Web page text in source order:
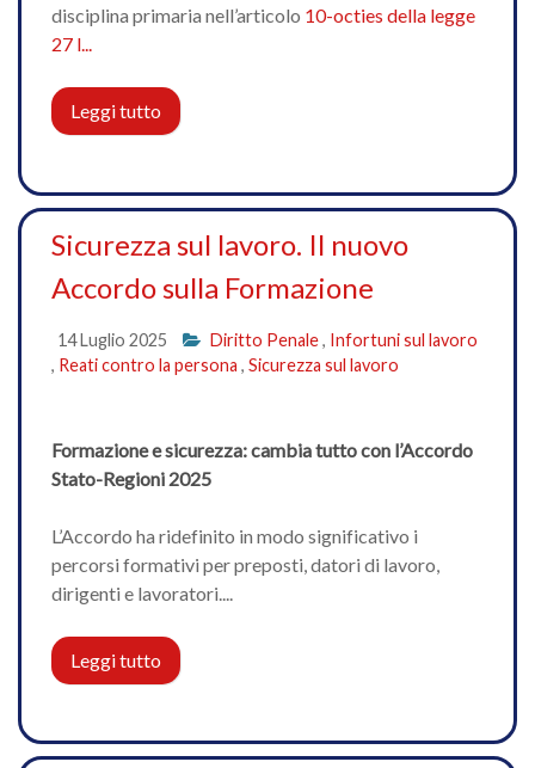
disciplina primaria nell’articolo 10-octies della legge
27 l...
Leggi tutto
Sicurezza sul lavoro. Il nuovo
Accordo sulla Formazione
14 Luglio 2025 Diritto Penale, Infortuni sul lavoro
, Reati contro la persona , Sicurezza sul lavoro
Formazione e sicurezza: cambia tutto con l’Accordo
Stato-Regioni 2025
L’Accordo ha ridefinito in modo significativo i
percorsi formativi per preposti, datori di lavoro,
dirigenti e lavoratori....
Leggi tutto